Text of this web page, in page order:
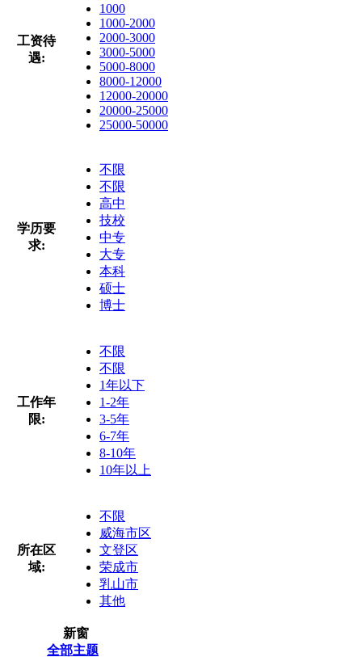
工资待
遇:
1000
1000-2000
2000-3000
3000-5000
5000-8000
8000-12000
12000-20000
20000-25000
25000-50000
学历要
求:
不限
不限
高中
技校
中专
大专
本科
硕士
博士
工作年
限:
不限
不限
1年以下
1-2年
3-5年
6-7年
8-10年
10年以上
所在区
域:
不限
威海市区
文登区
荣成市
乳山市
其他
新窗
全部主题